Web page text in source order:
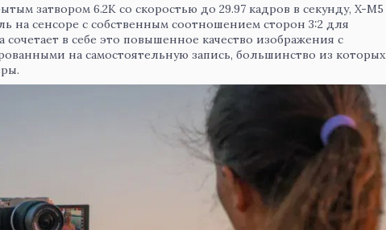
затвором 6.2K со скоростью до 29.97 кадров в секунду, X-M5
на сенсоре с собственным соотношением сторон 3:2 для
сочетает в себе это повышенное качество изображения с
на самостоятельную запись, большинство из которых